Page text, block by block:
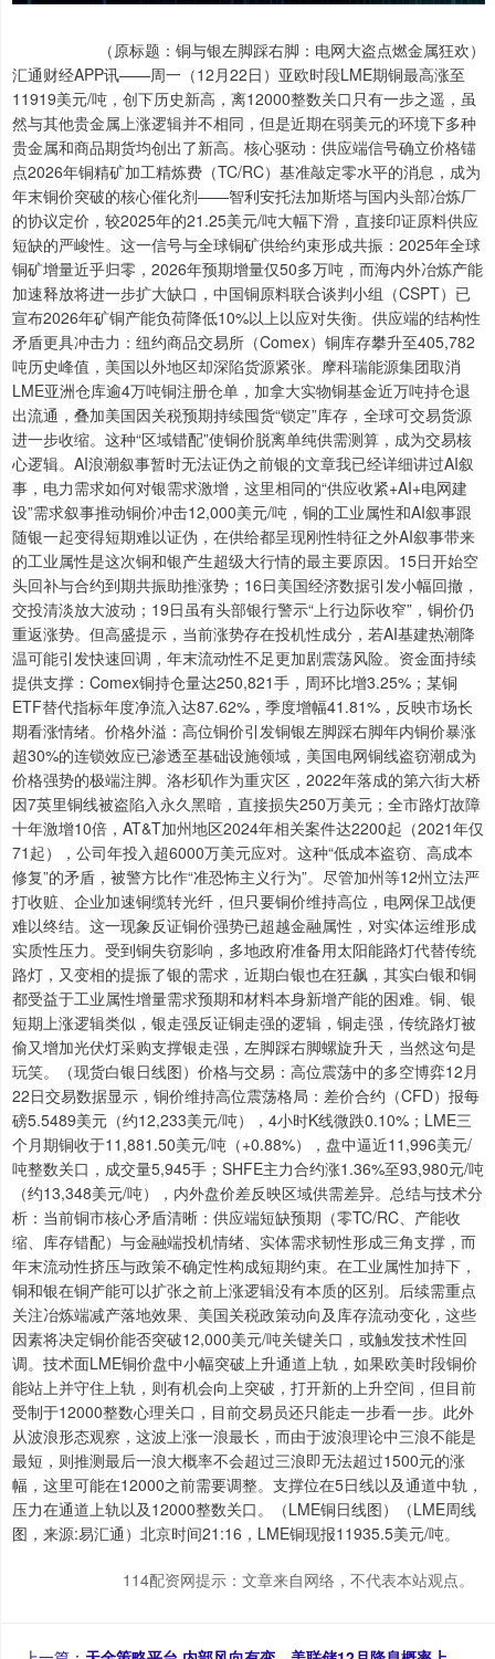
（原标题：铜与银左脚踩右脚：电网大盗点燃金属狂欢）
汇通财经APP讯——周一（12月22日）亚欧时段LME期铜最高涨至
11919美元/吨，创下历史新高，离12000整数关口只有一步之遥，虽
然与其他贵金属上涨逻辑并不相同，但是近期在弱美元的环境下多种
贵金属和商品期货均创出了新高。核心驱动：供应端信号确立价格锚
点2026年铜精矿加工精炼费（TC/RC）基准敲定零水平的消息，成为
年末铜价突破的核心催化剂——智利安托法加斯塔与国内头部冶炼厂
的协议定价，较2025年的21.25美元/吨大幅下滑，直接印证原料供应
短缺的严峻性。这一信号与全球铜矿供给约束形成共振：2025年全球
铜矿增量近乎归零，2026年预期增量仅50多万吨，而海内外冶炼产能
加速释放将进一步扩大缺口，中国铜原料联合谈判小组（CSPT）已
宣布2026年矿铜产能负荷降低10%以上以应对失衡。供应端的结构性
矛盾更具冲击力：纽约商品交易所（Comex）铜库存攀升至405,782
吨历史峰值，美国以外地区却深陷货源紧张。摩科瑞能源集团取消
LME亚洲仓库逾4万吨铜注册仓单，加拿大实物铜基金近万吨持仓退
出流通，叠加美国因关税预期持续囤货“锁定”库存，全球可交易货源
进一步收缩。这种“区域错配”使铜价脱离单纯供需测算，成为交易核
心逻辑。AI浪潮叙事暂时无法证伪之前银的文章我已经详细讲过AI叙
事，电力需求如何对银需求激增，这里相同的“供应收紧+AI+电网建
设”需求叙事推动铜价冲击12,000美元/吨，铜的工业属性和AI叙事跟
随银一起变得短期难以证伪，在供给都呈现刚性特征之外AI叙事带来
的工业属性是这次铜和银产生超级大行情的最主要原因。15日开始空
头回补与合约到期共振助推涨势；16日美国经济数据引发小幅回撤，
交投清淡放大波动；19日虽有头部银行警示“上行边际收窄”，铜价仍
重返涨势。但高盛提示，当前涨势存在投机性成分，若AI基建热潮降
温可能引发快速回调，年末流动性不足更加剧震荡风险。资金面持续
提供支撑：Comex铜持仓量达250,821手，周环比增3.25%；某铜
ETF替代指标年度净流入达87.62%，季度增幅41.81%，反映市场长
期看涨情绪。价格外溢：高位铜价引发铜银左脚踩右脚年内铜价暴涨
超30%的连锁效应已渗透至基础设施领域，美国电网铜线盗窃潮成为
价格强势的极端注脚。洛杉矶作为重灾区，2022年落成的第六街大桥
因7英里铜线被盗陷入永久黑暗，直接损失250万美元；全市路灯故障
十年激增10倍，AT&T加州地区2024年相关案件达2200起（2021年仅
71起），公司年投入超6000万美元应对。这种“低成本盗窃、高成本
修复”的矛盾，被警方比作“准恐怖主义行为”。尽管加州等12州立法严
打收赃、企业加速铜缆转光纤，但只要铜价维持高位，电网保卫战便
难以终结。这一现象反证铜价强势已超越金融属性，对实体运维形成
实质性压力。受到铜失窃影响，多地政府准备用太阳能路灯代替传统
路灯，又变相的提振了银的需求，近期白银也在狂飙，其实白银和铜
都受益于工业属性增量需求预期和材料本身新增产能的困难。铜、银
短期上涨逻辑类似，银走强反证铜走强的逻辑，铜走强，传统路灯被
偷又增加光伏灯采购支撑银走强，左脚踩右脚螺旋升天，当然这句是
玩笑。（现货白银日线图）价格与交易：高位震荡中的多空博弈12月
22日交易数据显示，铜价维持高位震荡格局：差价合约（CFD）报每
磅5.5489美元（约12,233美元/吨），4小时K线微跌0.10%；LME三
个月期铜收于11,881.50美元/吨（+0.88%），盘中逼近11,996美元/
吨整数关口，成交量5,945手；SHFE主力合约涨1.36%至93,980元/吨
（约13,348美元/吨），内外盘价差反映区域供需差异。总结与技术分
析：当前铜市核心矛盾清晰：供应端短缺预期（零TC/RC、产能收
缩、库存错配）与金融端投机情绪、实体需求韧性形成三角支撑，而
年末流动性挤压与政策不确定性构成短期约束。在工业属性加持下，
铜和银在铜产能可以扩张之前上涨逻辑没有本质的区别。后续需重点
关注冶炼端减产落地效果、美国关税政策动向及库存流动变化，这些
因素将决定铜价能否突破12,000美元/吨关键关口，或触发技术性回
调。技术面LME铜价盘中小幅突破上升通道上轨，如果欧美时段铜价
能站上并守住上轨，则有机会向上突破，打开新的上升空间，但目前
受制于12000整数心理关口，目前交易员还只能走一步看一步。此外
从波浪形态观察，这波上涨一浪最长，而由于波浪理论中三浪不能是
最短，则推测最后一浪大概率不会超过三浪即无法超过1500元的涨
幅，这里可能在12000之前需要调整。支撑位在5日线以及通道中轨，
压力在通道上轨以及12000整数关口。（LME铜日线图）（LME周线
图，来源:易汇通）北京时间21:16，LME铜现报11935.5美元/吨。
114配资网提示：文章来自网络，不代表本站观点。